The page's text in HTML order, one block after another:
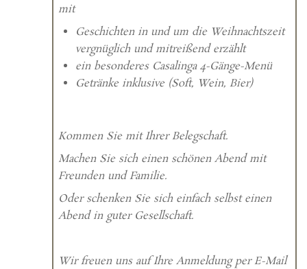
mit
Geschichten in und um die Weihnachtszeit
vergnüglich und mitreißend erzählt
ein besonderes Casalinga 4-Gänge-Menü
Getränke inklusive (Soft, Wein, Bier)
Kommen Sie mit Ihrer Belegschaft.
Machen Sie sich einen schönen Abend mit
Freunden und Familie.
Oder schenken Sie sich einfach selbst einen
Abend in guter Gesellschaft.
Wir freuen uns auf Ihre Anmeldung per E-Mail